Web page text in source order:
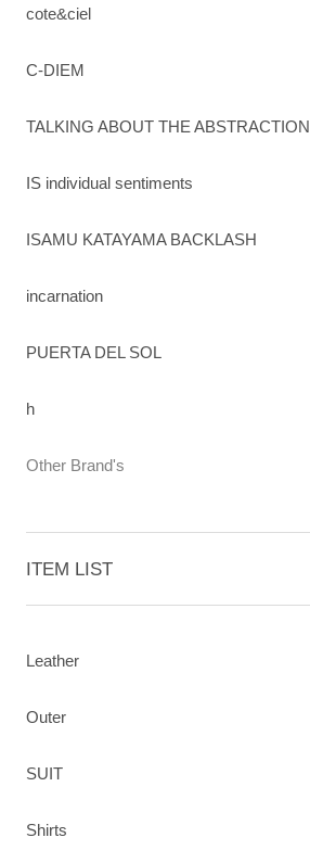
cote&ciel
C-DIEM
TALKING ABOUT THE ABSTRACTION
IS individual sentiments
ISAMU KATAYAMA BACKLASH
incarnation
PUERTA DEL SOL
h
Other Brand's
ITEM LIST
Leather
Outer
SUIT
Shirts